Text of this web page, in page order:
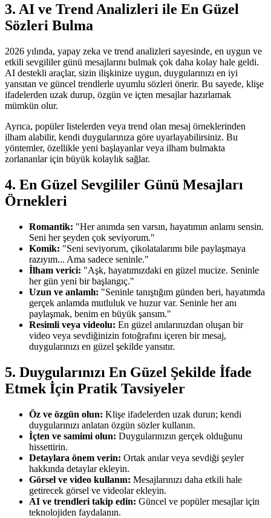
3. AI ve Trend Analizleri ile En Güzel
Sözleri Bulma
2026 yılında, yapay zeka ve trend analizleri sayesinde, en uygun ve
etkili sevgililer günü mesajlarını bulmak çok daha kolay hale geldi.
AI destekli araçlar, sizin ilişkinize uygun, duygularınızı en iyi
yansıtan ve güncel trendlerle uyumlu sözleri önerir. Bu sayede, klişe
ifadelerden uzak durup, özgün ve içten mesajlar hazırlamak
mümkün olur.
Ayrıca, popüler listelerden veya trend olan mesaj örneklerinden
ilham alabilir, kendi duygularınıza göre uyarlayabilirsiniz. Bu
yöntemler, özellikle yeni başlayanlar veya ilham bulmakta
zorlananlar için büyük kolaylık sağlar.
4. En Güzel Sevgililer Günü Mesajları
Örnekleri
Romantik: "Her anımda sen varsın, hayatımın anlamı sensin.
Seni her şeyden çok seviyorum."
Komik: "Seni seviyorum, çikolatalarımı bile paylaşmaya
razıyım... Ama sadece seninle."
İlham verici: "Aşk, hayatımızdaki en güzel mucize. Seninle
her gün yeni bir başlangıç."
Uzun ve anlamlı: "Seninle tanıştığım günden beri, hayatımda
gerçek anlamda mutluluk ve huzur var. Seninle her anı
paylaşmak, benim en büyük şansım."
Resimli veya videolu: En güzel anılarınızdan oluşan bir
video veya sevdiğinizin fotoğrafını içeren bir mesaj,
duygularınızı en güzel şekilde yansıtır.
5. Duygularınızı En Güzel Şekilde İfade
Etmek İçin Pratik Tavsiyeler
Öz ve özgün olun: Klişe ifadelerden uzak durun; kendi
duygularınızı anlatan özgün sözler kullanın.
İçten ve samimi olun: Duygularınızın gerçek olduğunu
hissettirin.
Detaylara önem verin: Ortak anılar veya sevdiği şeyler
hakkında detaylar ekleyin.
Görsel ve video kullanın: Mesajlarınızı daha etkili hale
getirecek görsel ve videolar ekleyin.
AI ve trendleri takip edin: Güncel ve popüler mesajlar için
teknolojiden faydalanın.